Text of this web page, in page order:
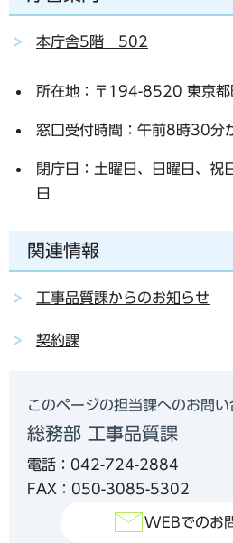
本庁舎5階 502
所在地：〒194-8520 東京
窓口受付時間：午前8時30分
閉庁日：土曜日、日曜日、
日
関連情報
工事品質課からのお知らせ
契約課
このページの担当課へのお問い
総務部 工事品質課
電話：042-724-2884
FAX：050-3085-5302
WEBでのお